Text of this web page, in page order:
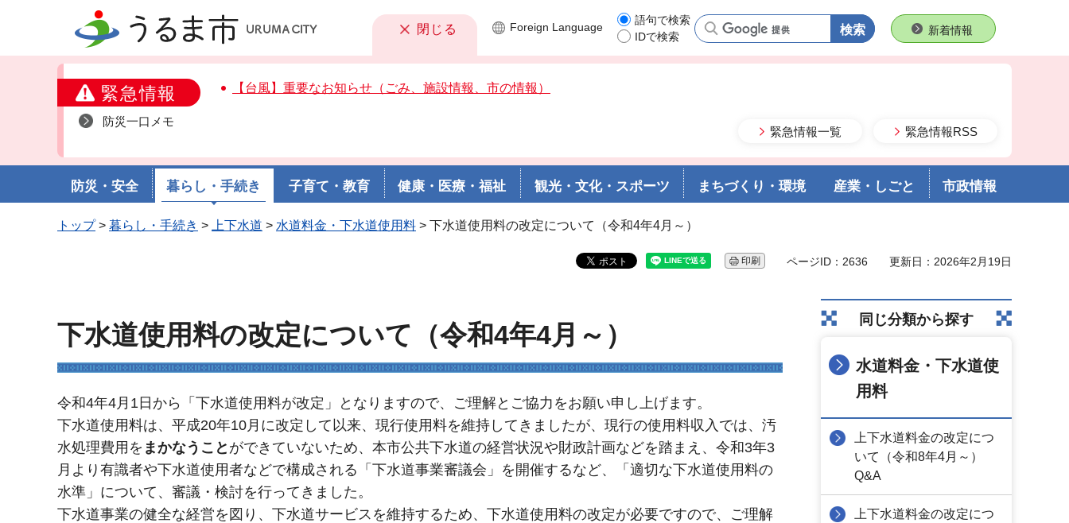
うるま市 閉じる
緊急情報
防災一口メモ
【台風】重要なお知らせ（ごみ、施設情報、市の情報）
緊急情報一覧 緊急情報RSS
Foreign Language
語句で検索
IDで検索
語句で検索新着情報
防災・安全 暮らし・手続き 子育て・教育 健康・医療・福祉 観光・文化・スポーツ まちづくり・環境 産業・しごと 市政情報
トップ> 暮らし・手続き > 上下水道 > 水道料金・下水道使用料 > 下水道使用料の改定について（令和4年4月～）
印刷 ページID：2636 更新日：2026年2月19日
下水道使用料の改定について（令和4年4月～）
令和4年4月1日から「下水道使用料が改定」となりますので、ご理解とご協力をお願い申し上げます。
下水道使用料は、平成20年10月に改定して以来、現行使用料を維持してきましたが、現行の使用料収入では、汚
水処理費用を まかなうこと ができていないため、本市公共下水道の経営状況や財政計画などを踏まえ、令和3年3
月より有識者や下水道使用者などで構成される「下水道事業審議会」を開催するなど、「適切な下水道使用料の
水準」について、審議・検討を行ってきました。
下水道事業の健全な経営を図り、下水道サービスを維持するため、下水道使用料の改定が必要ですので、ご理解
同じ分類から探す
水道料金・下水道使
用料
上下水道料金の改定につ
いて（令和8年4月～）
Q&A
上下水道料金の改定につ